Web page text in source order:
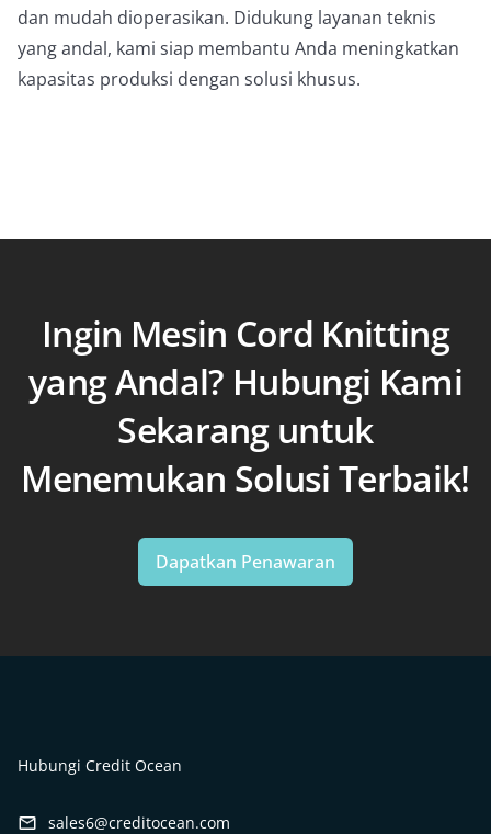
dan mudah dioperasikan. Didukung layanan teknis
yang andal, kami siap membantu Anda meningkatkan
kapasitas produksi dengan solusi khusus.
Ingin Mesin Cord Knitting
yang Andal? Hubungi Kami
Sekarang untuk
Menemukan Solusi Terbaik!
Dapatkan Penawaran
Hubungi Credit Ocean
sales6@creditocean.com